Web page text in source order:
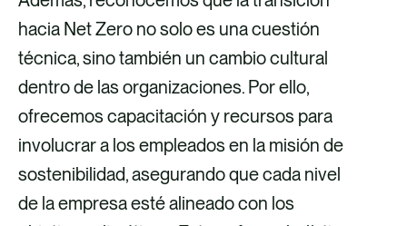
hacia Net Zero no solo es una cuestión
técnica, sino también un cambio cultural
dentro de las organizaciones. Por ello,
ofrecemos capacitación y recursos para
involucrar a los empleados en la misión de
sostenibilidad, asegurando que cada nivel
de la empresa esté alineado con los